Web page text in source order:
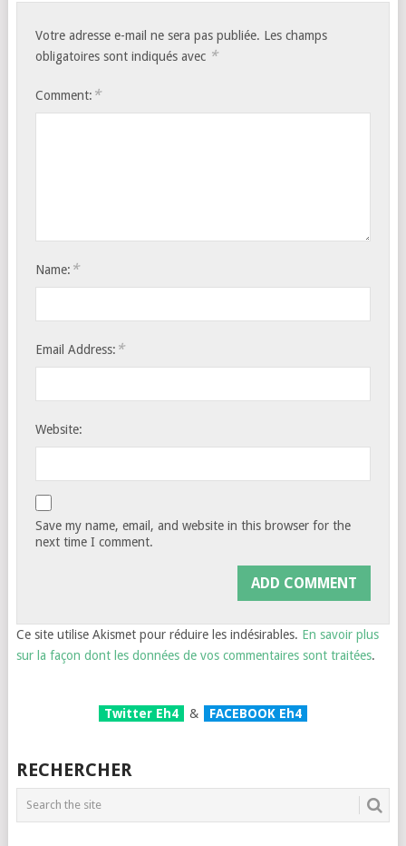
Votre adresse e-mail ne sera pas publiée. Les champs
obligatoires sont indiqués avec *
Comment: *
Name: *
Email Address: *
Website:
Save my name, email, and website in this browser for the
next time I comment.
Ce site utilise Akismet pour réduire les indésirables. En savoir plus
sur la façon dont les données de vos commentaires sont traitées.
Twitter Eh4 & FACEBOOK Eh4
RECHERCHER